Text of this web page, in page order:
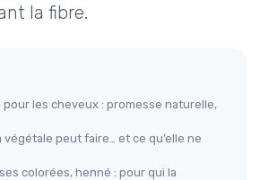
la fibre.
les cheveux : promesse naturelle,
végétale peut faire… et ce qu’elle ne
colorées, henné : pour qui la